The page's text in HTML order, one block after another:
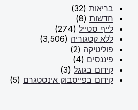
בריאות (32)
חדשות (8)
לייף סטייל (274)
ללא קטגוריה (3,506)
פוליטיקה (2)
פיננסים (4)
קידום בגוגל (3)
קידום בפייסבוק אינסטגרם (5)